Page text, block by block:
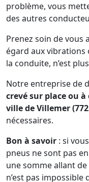
problème, vous
des autres
Prenez soin de vous
égard aux vibrations
la conduite, n’est
Notre entreprise de
crevé sur place ou
ville de Villemer
nécessaires.
Bon à savoir : si
pneus ne sont pas
une somme allant de
n’est pas impossible